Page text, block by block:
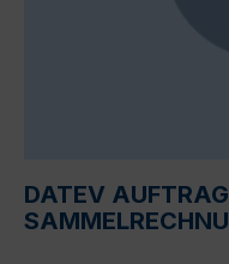
DATEV